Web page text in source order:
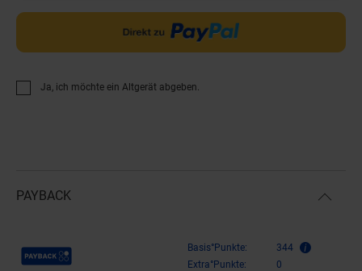
Ja, ich möchte ein Altgerät abgeben.
PAYBACK
Payback Punkte Basis°Punkte:
344
Extra°Punkte:
0